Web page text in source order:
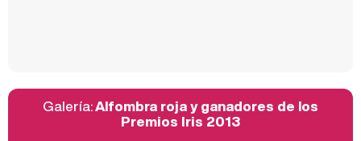
Galería:Alfombra roja y ganadores de los
Premios Iris 2013